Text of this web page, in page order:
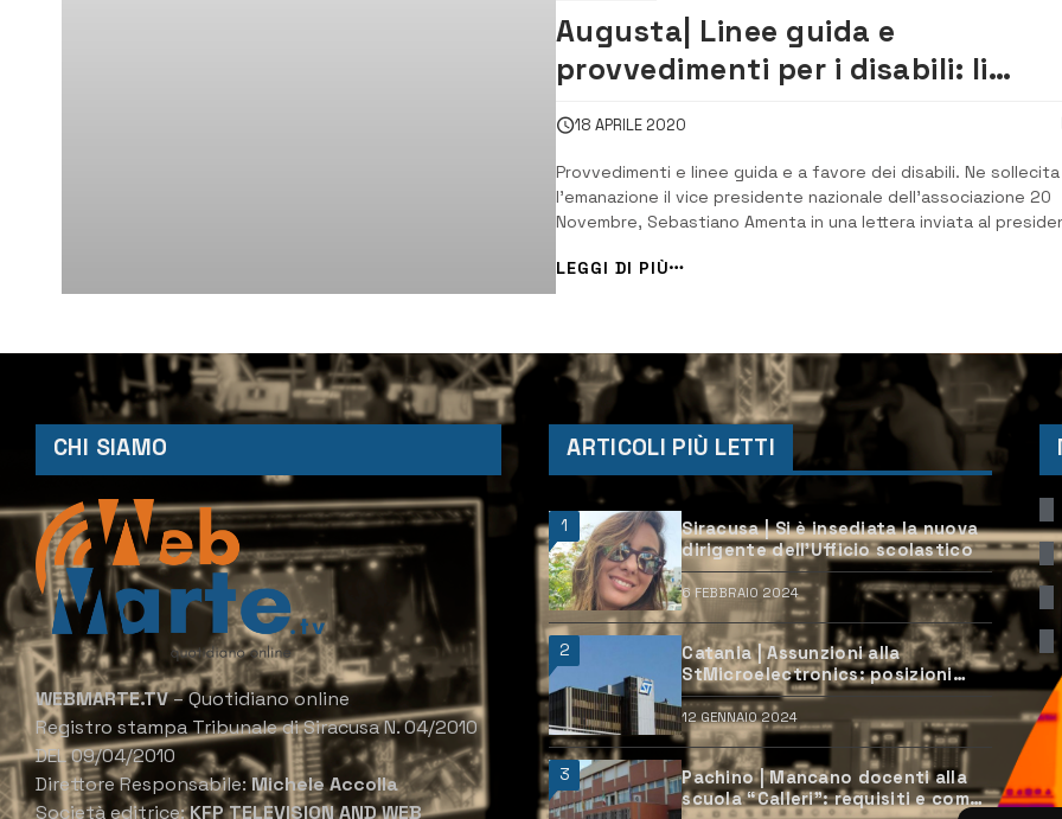
Augusta| Linee guida e
provvedimenti per i disabili: li
chiede Amenta a Mattarella
18 APRILE 2020
Provvedimenti e linee guida e a favore dei disabili. Ne sollecita
l’emanazione il vice presidente nazionale dell’associazione 20
Novembre, Sebastiano Amenta in una lettera inviata al
serie C”. [/] Sebastiano Amenta, vice presidente nazionale
dell’associazione 20 ...
LEGGI DI PIÙ
CHI SIAMO
WEBMARTE.TV– Quotidiano online
Registro stampa Tribunale di Siracusa N. 04/2010
DEL 09/04/2010
Direttore Responsabile:Michele Accolla
Società editrice:KFP TELEVISION AND WEB
ARTICOLI PIÙ LETTI
1
Siracusa | Si è insediata la nuova
dirigente dell’Ufficio scolastico
6 FEBBRAIO 2024
2
Catania | Assunzioni alla
StMicroelectronics: posizioni
aperte e come candidarsi
12 GENNAIO 2024
3
Pachino | Mancano docenti alla
scuola “Calleri”: requisiti e come